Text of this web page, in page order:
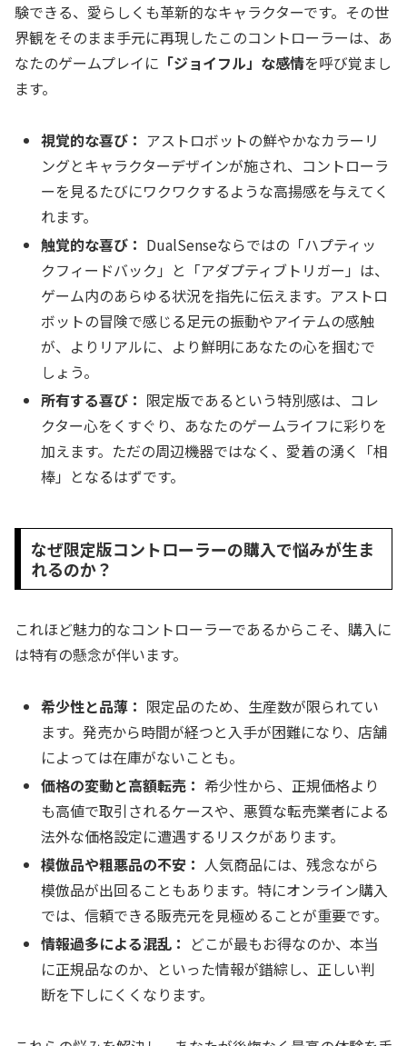
験できる、愛らしくも革新的なキャラクターです。その世
界観をそのまま手元に再現したこのコントローラーは、あ
なたのゲームプレイに 「ジョイフル」な感情を呼び覚まし
ます。
視覚的な喜び： アストロボットの鮮やかなカラーリ
ングとキャラクターデザインが施され、コントローラ
ーを見るたびにワクワクするような高揚感を与えてく
れます。
触覚的な喜び： DualSenseならではの「ハプティッ
クフィードバック」と「アダプティブトリガー」は、
ゲーム内のあらゆる状況を指先に伝えます。アストロ
ボットの冒険で感じる足元の振動やアイテムの感触
が、よりリアルに、より鮮明にあなたの心を掴むで
しょう。
所有する喜び： 限定版であるという特別感は、コレ
クター心をくすぐり、あなたのゲームライフに彩りを
加えます。ただの周辺機器ではなく、愛着の湧く「相
棒」となるはずです。
なぜ限定版コントローラーの購入で悩みが生ま
れるのか？
これほど魅力的なコントローラーであるからこそ、購入に
は特有の懸念が伴います。
希少性と品薄： 限定品のため、生産数が限られてい
ます。発売から時間が経つと入手が困難になり、店舗
によっては在庫がないことも。
価格の変動と高額転売： 希少性から、正規価格より
も高値で取引されるケースや、悪質な転売業者による
法外な価格設定に遭遇するリスクがあります。
模倣品や粗悪品の不安： 人気商品には、残念ながら
模倣品が出回ることもあります。特にオンライン購入
では、信頼できる販売元を見極めることが重要です。
情報過多による混乱： どこが最もお得なのか、本当
に正規品なのか、といった情報が錯綜し、正しい判
断を下しにくくなります。